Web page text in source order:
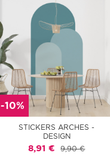
-10%
STICKERS ARCHES -
DESIGN
8,91 € 9,90 €